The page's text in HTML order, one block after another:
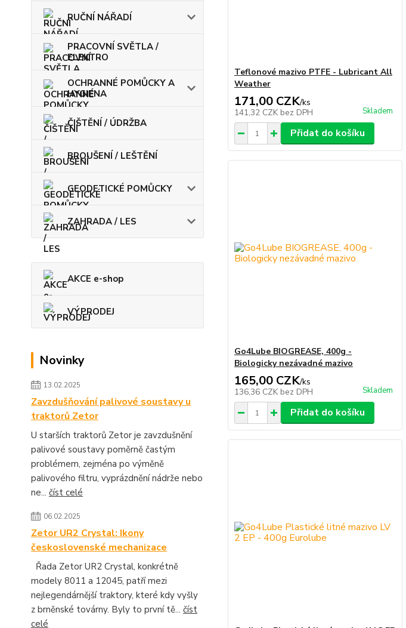
RUČNÍ NÁŘADÍ
PRACOVNÍ SVĚTLA /
ELEKTRO
OCHRANNÉ POMŮCKY A
HYGIENA
ČIŠTĚNÍ / ÚDRŽBA
BROUŠENÍ / LEŠTĚNÍ
GEODETICKÉ POMŮCKY
ZAHRADA / LES
AKCE e-shop
VÝPRODEJ
Novinky
13.02.2025
Zavzdušňování palivové soustavy u
traktorů Zetor
U starších traktorů Zetor je zavzdušnění
palivové soustavy poměrně častým
problémem, zejména po výměně
palivového filtru, vyprázdnění nádrže nebo
ne... číst celé
06.02.2025
Zetor UR2 Crystal: Ikony
československé mechanizace
Řada Zetor UR2 Crystal, konkrétně
modely 8011 a 12045, patří mezi
nejlegendárnější traktory, které kdy vyšly
z brněnské továrny. Byly to první tě... číst
celé
Teflonové mazivo PTFE - Lubricant All
Weather
171,00 CZK/ks
141,32 CZK bez DPH Skladem
Přidat do košíku
Go4Lube BIOGREASE, 400g -
Biologicky nezávadné mazivo
165,00 CZK/ks
136,36 CZK bez DPH Skladem
Přidat do košíku